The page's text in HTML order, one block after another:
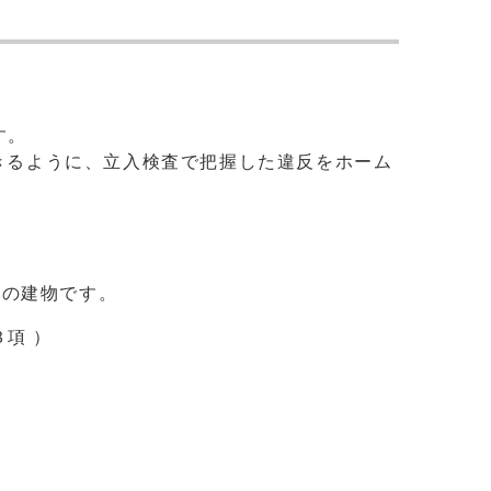
ように、立入検査で把握した違反をホーム
建物です。
）